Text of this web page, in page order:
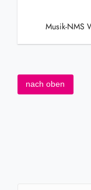
Musik-NMS
nach oben